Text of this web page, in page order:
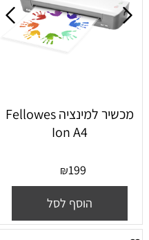
‏מכשיר למינציה Fellowes
Ion A4
₪199
הוסף לסל